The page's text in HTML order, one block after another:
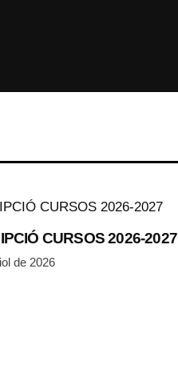
CURSOS 2026-2027
de 2026